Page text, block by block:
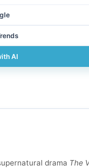
AI
drama The